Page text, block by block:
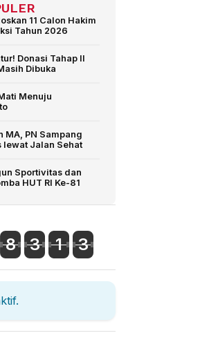
11 Calon Hakim
Tahun 2026
Donasi Tahap II
Dibuka
Menuju
MA, PN Sampang
lewat Jalan Sehat
Sportivitas dan
HUT RI Ke-81
8 3 1 3